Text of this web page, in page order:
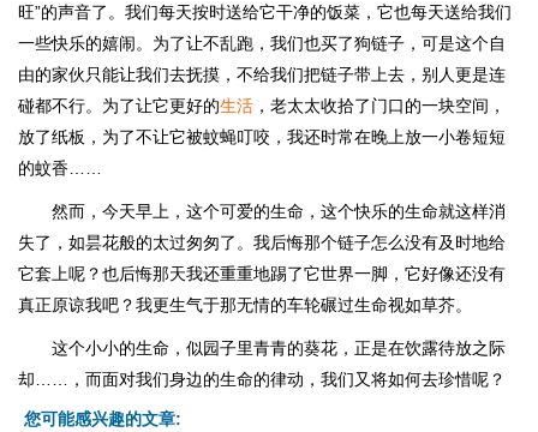
旺”的声音了。我们每天按时送给它干净的饭菜，它也每天送给我们
一些快乐的嬉闹。为了让不乱跑，我们也买了狗链子，可是这个自
由的家伙只能让我们去抚摸，不给我们把链子带上去，别人更是连
碰都不行。为了让它更好的生活 ，老太太收拾了门口的一块空间，
放了纸板，为了不让它被蚊蝇叮咬，我还时常在晚上放一小卷短短
的蚊香……
然而，今天早上，这个可爱的生命，这个快乐的生命就这样消
失了，如昙花般的太过匆匆了。我后悔那个链子怎么没有及时地给
它套上呢？也后悔那天我还重重地踢了它世界一脚，它好像还没有
真正原谅我吧？我更生气于那无情的车轮碾过生命视如草芥。
这个小小的生命，似园子里青青的葵花，正是在饮露待放之际
却……，而面对我们身边的生命的律动，我们又将如何去珍惜呢？
您可能感兴趣的文章: